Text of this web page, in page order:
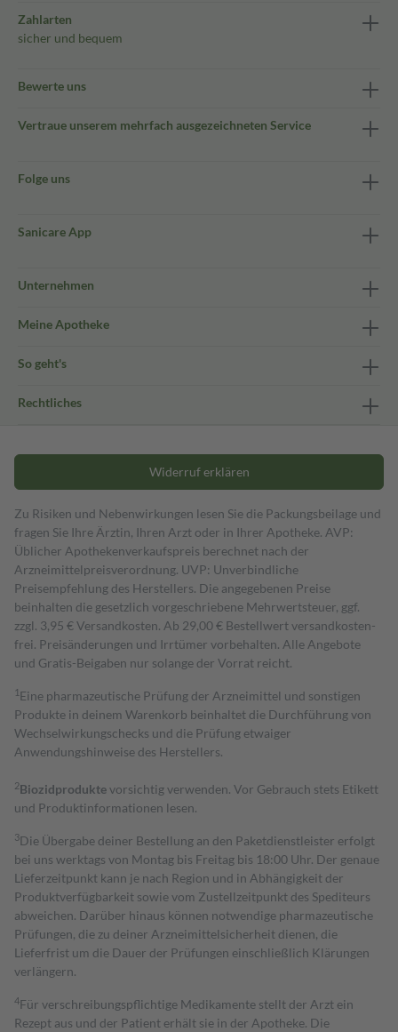
Zahlarten
sicher und bequem
Bewerte uns
Vertraue unserem mehrfach ausgezeichneten Service
Folge uns
Sanicare App
Unternehmen
Meine Apotheke
So geht's
Rechtliches
Widerruf erklären
Zu Risiken und Nebenwirkungen lesen Sie die Packungsbeilage und
fragen Sie Ihre Ärztin, Ihren Arzt oder in Ihrer Apotheke. AVP:
Üblicher Apothekenverkaufspreis berechnet nach der
Arzneimittelpreisverordnung. UVP: Unverbindliche
Preisempfehlung des Herstellers. Die angegebenen Preise
beinhalten die gesetzlich vorgeschriebene Mehrwertsteuer, ggf.
zzgl. 3,95 € Versandkosten. Ab 29,00 € Bestell­wert versand­kosten­
frei. Preisänderungen und Irrtümer vorbehalten. Alle Angebote
und Gratis-Beigaben nur solange der Vorrat reicht.
1 Eine pharmazeutische Prüfung der Arzneimittel und sonstigen
Produkte in deinem Warenkorb beinhaltet die Durchführung von
Wechselwirkungschecks und die Prüfung etwaiger
Anwendungshinweise des Herstellers.
2Biozidproduktevorsichtig verwenden. Vor Gebrauch stets Etikett
und Produktinformationen lesen.
3Die Übergabe deiner Bestellung an den Paketdienstleister erfolgt
bei uns werktags von Montag bis Freitag bis 18:00 Uhr. Der genaue
Lieferzeitpunkt kann je nach Region und in Abhängigkeit der
Produktverfügbarkeit sowie vom Zustellzeitpunkt des Spediteurs
abweichen. Darüber hinaus können notwendige pharmazeutische
Prüfungen, die zu deiner Arzneimittelsicherheit dienen, die
Lieferfrist um die Dauer der Prüfungen einschließlich Klärungen
verlängern.
4Für verschreibungspflichtige Medikamente stellt der Arzt ein
Rezept aus und der Patient erhält sie in der Apotheke. Die